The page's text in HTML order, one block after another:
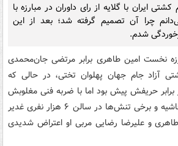
۱۲۵ کیلوگرم کشتی ایران با گلایه از رای داوران در مبارزه با
چرا آن تصمیم گرفته شد؛ بعد از این
شدم.
نخست امین طاهری برابر مرتضی جان‌محمدی
کشتی آزاد جام جهان پهلوان تختی، در حالی که
۹ بر صفر برابر حریفش پیش بود اما با ضربه فنی مغلوبش
شد. این موضوع آغازگر حاشیه و برخی تنش‌ها در سالن ۶ هزار نفری غدیر
و علیرضا رضایی مربی او اعتراض شدیدی